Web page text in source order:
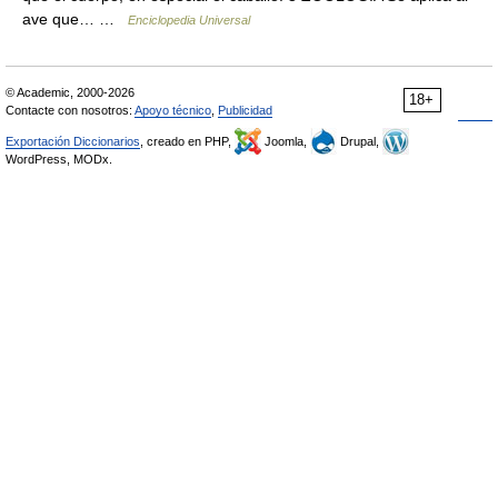
ave que… …
Enciclopedia Universal
18+
© Academic, 2000-2026
Contacte con nosotros: Apoyo técnico Publicidad
Exportación Diccionarios , creado en PHP, Joomla,
Drupal,
WordPress, MODx.